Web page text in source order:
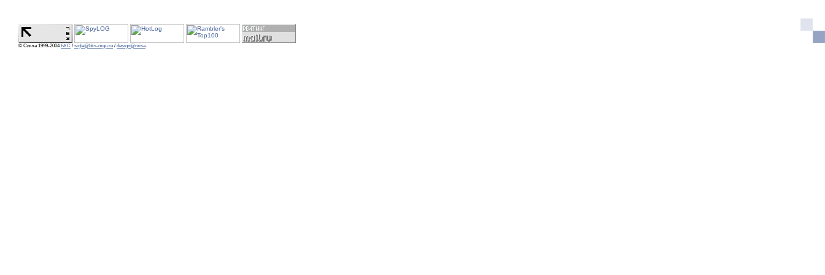
© Сигла 1999-2004 БКС / sigla@bks-mgu.ru / design@misa.